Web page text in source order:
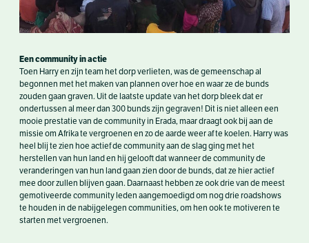
Een community in actie
Toen Harry en zijn team het dorp verlieten, was de gemeenschap al
begonnen met het maken van plannen over hoe en waar ze de bunds
zouden gaan graven. Uit de laatste update van het dorp bleek dat er
ondertussen al meer dan 300 bunds zijn gegraven! Dit is niet alleen een
mooie prestatie van de community in Erada, maar draagt ook bij aan de
missie om Afrika te vergroenen en zo de aarde weer af te koelen. Harry was
heel blij te zien hoe actief de community aan de slag ging met het
herstellen van hun land en hij gelooft dat wanneer de community de
veranderingen van hun land gaan zien door de bunds, dat ze hier actief
mee door zullen blijven gaan. Daarnaast hebben ze ook drie van de meest
gemotiveerde community leden aangemoedigd om nog drie roadshows
te houden in de nabijgelegen communities, om hen ook te motiveren te
starten met vergroenen.